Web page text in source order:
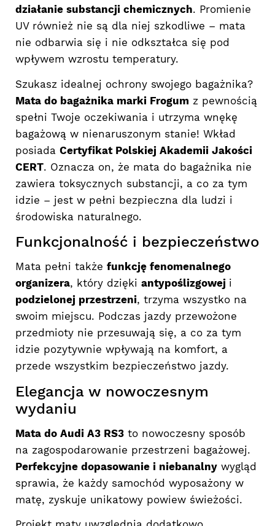
działanie substancji chemicznych. Promienie
UV również nie są dla niej szkodliwe – mata
nie odbarwia się i nie odkształca się pod
wpływem wzrostu temperatury.
Szukasz idealnej ochrony swojego bagażnika?
Mata do bagażnika marki Frogum z pewnością
spełni Twoje oczekiwania i utrzyma wnękę
bagażową w nienaruszonym stanie! Wkład
posiada Certyfikat Polskiej Akademii Jakości
CERT. Oznacza on, że mata do bagażnika nie
zawiera toksycznych substancji, a co za tym
idzie – jest w pełni bezpieczna dla ludzi i
środowiska naturalnego.
Funkcjonalność i bezpieczeństwo
Mata pełni także funkcję fenomenalnego
organizera, który dzięki antypoślizgowej i
podzielonej przestrzeni, trzyma wszystko na
swoim miejscu. Podczas jazdy przewożone
przedmioty nie przesuwają się, a co za tym
idzie pozytywnie wpływają na komfort, a
przede wszystkim bezpieczeństwo jazdy.
Elegancja w nowoczesnym
wydaniu
Mata do Audi A3 RS3 to nowoczesny sposób
na zagospodarowanie przestrzeni bagażowej.
Perfekcyjne dopasowanie i niebanalny wygląd
sprawia, że każdy samochód wyposażony w
matę, zyskuje unikatowy powiew świeżości.